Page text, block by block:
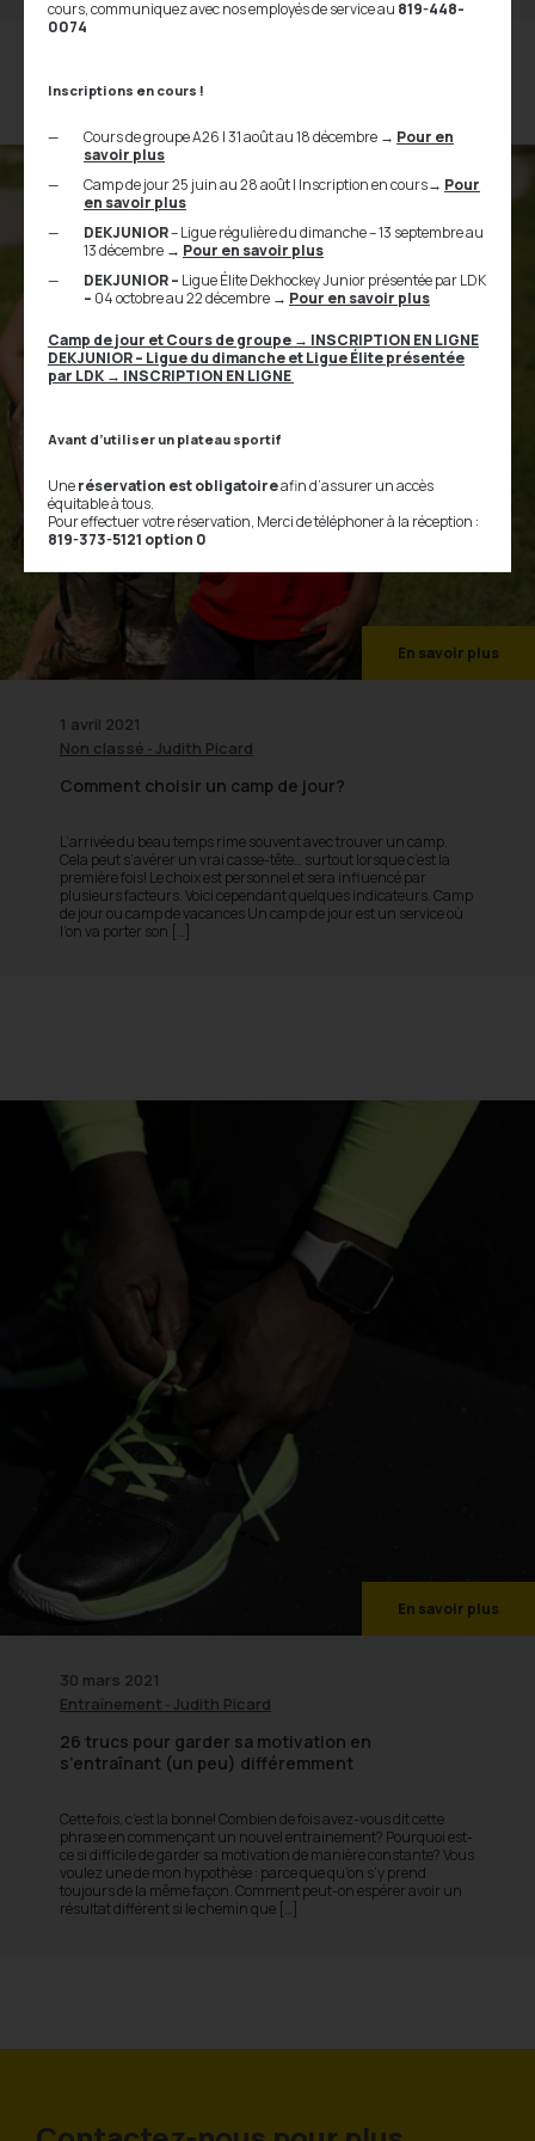
En savoir plus
1 avril 2021
Non classé -Judith Picard
Comment choisir un camp de jour?
L’arrivée du beau temps rime souvent avec trouver un camp.
Cela peut s’avérer un vrai casse-tête… surtout lorsque c’est la
première fois! Le choix est personnel et sera influencé par
plusieurs facteurs. Voici cependant quelques indicateurs. Camp
de jour ou camp de vacances Un camp de jour est un service où
l’on va porter son […]
En savoir plus
30 mars 2021
Entraînement -Judith Picard
26 trucs pour garder sa motivation en
s’entraînant (un peu) différemment
Cette fois, c’est la bonne! Combien de fois avez-vous dit cette
phrase en commençant un nouvel entrainement? Pourquoi est-
ce si difficile de garder sa motivation de manière constante? Vous
voulez une de mon hypothèse : parce que qu’on s’y prend
toujours de la même façon. Comment peut-on espérer avoir un
résultat différent si le chemin que […]
cours, communiquez avec nos employés de service au 819-448-
0074
Inscriptions en cours !
Cours de groupe A26 | 31 août au 18 décembre → Pour en
savoir plus
Camp de jour 25 juin au 28 août | Inscription en cours→ Pour
en savoir plus
DEKJUNIOR– Ligue régulière du dimanche – 13 septembre au
13 décembre → Pour en savoir plus
DEKJUNIOR – Ligue Élite Dekhockey Junior présentée par LDK
– 04 octobre au 22 décembre → Pour en savoir plus
Camp de jour et Cours de groupe → INSCRIPTION EN LIGNE
DEKJUNIOR – Ligue du dimanche et Ligue Élite présentée
par LDK → INSCRIPTION EN LIGNE
Avant d’utiliser un plateau sportif
Uneréservation est obligatoireafin d’assurer un accès
équitable à tous.
Pour effectuer votre réservation, Merci de téléphoner à la réception :
819-373-5121 option 0